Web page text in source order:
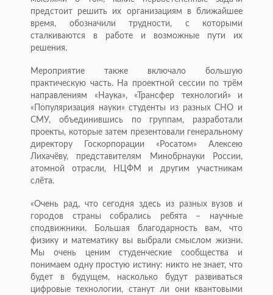
предстоит решить их организациям в ближайшее
время, обозначили трудности, с которыми
сталкиваются в работе и возможные пути их
решения.
Мероприятие также включало большую
практическую часть. На проектной сессии по трём
направлениям «Наука», «Трансфер технологий» и
«Популяризация науки» студенты из разных СНО и
СМУ, объединившись по группам, разработали
проекты, которые затем презентовали генеральному
директору Госкорпорации «Росатом» Алексею
Лихачёву, представителям Минобрнауки России,
атомной отрасли, НЦФМ и другим участникам
слёта.
«Очень рад, что сегодня здесь из разных вузов и
городов страны собрались ребята – научные
сподвижники. Большая благодарность вам, что
физику и математику вы выбрали смыслом жизни.
Мы очень ценим студенческие сообщества и
понимаем одну простую истину: никто не знает, что
будет в будущем, насколько будут развиваться
цифровые технологии, станут ли они квантовыми